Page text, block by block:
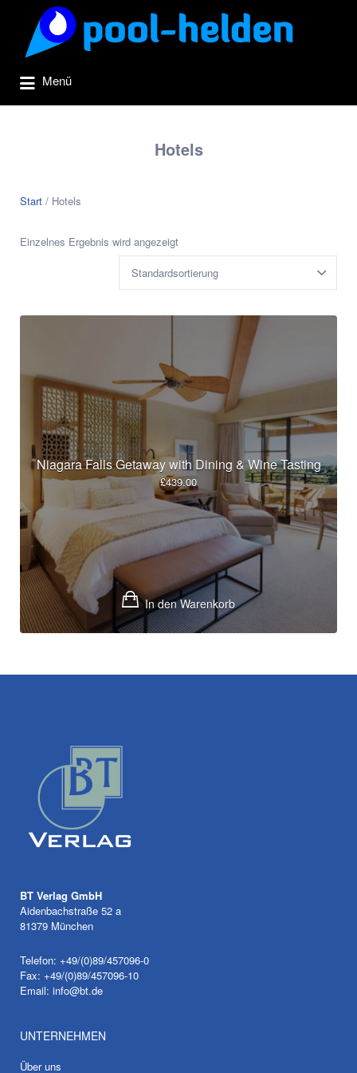
Suchen
nach:
Menü
Hotels
Start / Hotels
Einzelnes Ergebnis wird angezeigt
Niagara Falls Getaway with Dining & Wine Tasting
£439.00
In den Warenkorb
BT Verlag GmbH
Aidenbachstraße 52 a
81379 München
Telefon: +49/(0)89/457096-0
Fax: +49/(0)89/457096-10
Email: info@bt.de
UNTERNEHMEN
Über uns